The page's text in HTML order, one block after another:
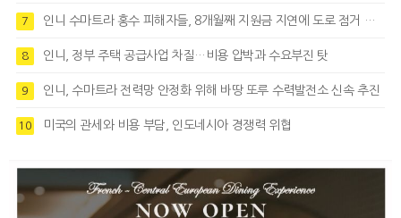
7 인니 수마트라 홍수 피해자들, 8개월째 지원금 지연에 도로 점거 시위
8 인니, 정부 주택 공급사업 차질…비용 압박과 수요부진 탓
9 인니, 수마트라 전력망 안정화 위해 바땅 또루 수력발전소 신속 추진
10 미국의 관세와 비용 부담, 인도네시아 경쟁력 위협